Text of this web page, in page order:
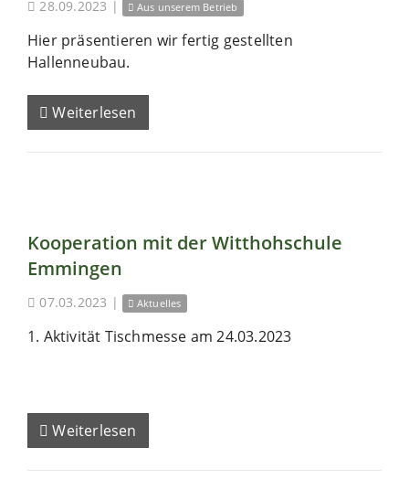
28.09.2023 | Aus unserem Betrieb
Hier präsentieren wir fertig gestellten
Hallenneubau.
Weiterlesen
Kooperation mit der Witthohschule
Emmingen
07.03.2023 | Aktuelles
1. Aktivität Tischmesse am 24.03.2023
Weiterlesen